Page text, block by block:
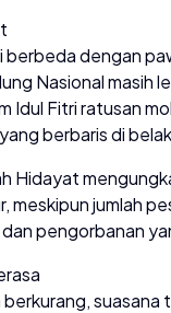
berbeda dengan
Nasional masih
Idul Fitri ratusan
berbaris di
Hidayat
meskipun jumlah
pengorbanan